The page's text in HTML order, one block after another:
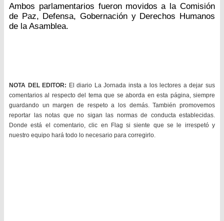
Ambos parlamentarios fueron movidos a la Comisión
de Paz, Defensa, Gobernación y Derechos Humanos
de la Asamblea.
NOTA DEL EDITOR: El diario La Jornada insta a los lectores a dejar sus
comentarios al respecto del tema que se aborda en esta página, siempre
guardando un margen de respeto a los demás. También promovemos
reportar las notas que no sigan las normas de conducta establecidas.
Donde está el comentario, clic en Flag si siente que se le irrespetó y
nuestro equipo hará todo lo necesario para corregirlo.